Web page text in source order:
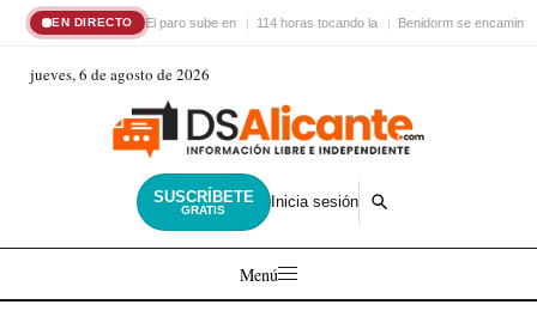
EN DIRECTO El paro sube en 114 horas tocando la Benidorm se encamina
jueves, 6 de agosto de 2026
SUSCRÍBETE
GRATIS Inicia sesión
Menú